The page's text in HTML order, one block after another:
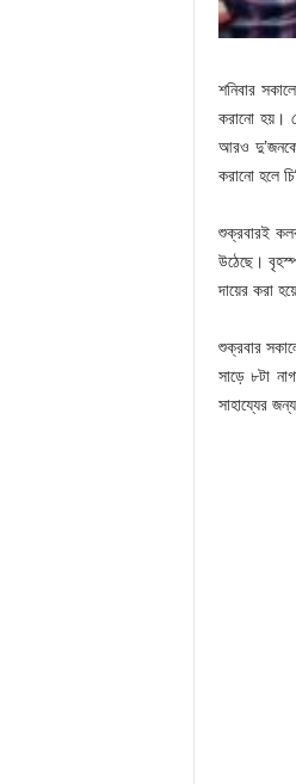
শনিবার
করানো হয়।
আরও দু’জনকে
করানো হলে
শুক্রবারই
উঠেছে।
দায়ের করা
শুক্রবার
সাড়ে ৮টা
সাহায্যের